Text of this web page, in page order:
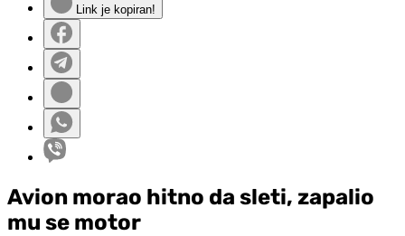
Link je kopiran!
Avion morao hitno da sleti, zapalio
mu se motor